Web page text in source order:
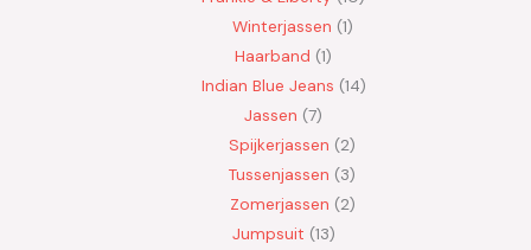
Winterjassen 1
Haarband 1
Indian Blue Jeans 14
Jassen 7
Spijkerjassen
2
Tussenjassen
3
Zomerjassen 2
Jumpsuit 13